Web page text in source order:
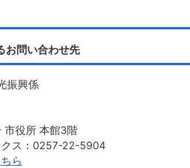
お問い合わせ先
振興係
市役所 本館3階
ス：0257-22-5904
ら